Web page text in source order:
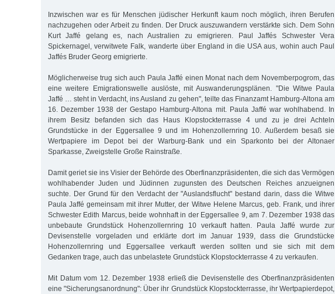
Inzwischen war es für Menschen jüdischer Herkunft kaum noch möglich, ihren Berufen
nachzugehen oder Arbeit zu finden. Der Druck auszuwandern verstärkte sich. Dem Sohn
Kurt Jaffé gelang es, nach Australien zu emigrieren. Paul Jaffés Schwester Vera
Spickernagel, verwitwete Falk, wanderte über England in die USA aus, wohin auch Paul
Jaffés Bruder Georg emigrierte.
Möglicherweise trug sich auch Paula Jaffé einen Monat nach dem Novemberpogrom, das
eine weitere Emigrationswelle auslöste, mit Auswanderungsplänen. "Die Witwe Paula
Jaffé … steht in Verdacht, ins Ausland zu gehen", teilte das Finanzamt Hamburg-Altona am
16. Dezember 1938 der Gestapo Hamburg-Altona mit. Paula Jaffé war wohlhabend. In
ihrem Besitz befanden sich das Haus Klopstockterrasse 4 und zu je drei Achteln
Grundstücke in der Eggersallee 9 und im Hohenzollernring 10. Außerdem besaß sie
Wertpapiere im Depot bei der Warburg-Bank und ein Sparkonto bei der Altonaer
Sparkasse, Zweigstelle Große Rainstraße.
Damit geriet sie ins Visier der Behörde des Oberfinanzpräsidenten, die sich das Vermögen
wohlhabender Juden und Jüdinnen zugunsten des Deutschen Reiches anzueignen
suchte. Der Grund für den Verdacht der "Auslandsflucht" bestand darin, dass die Witwe
Paula Jaffé gemeinsam mit ihrer Mutter, der Witwe Helene Marcus, geb. Frank, und ihrer
Schwester Edith Marcus, beide wohnhaft in der Eggersallee 9, am 7. Dezember 1938 das
unbebaute Grundstück Hohenzollernring 10 verkauft hatten. Paula Jaffé wurde zur
Devisenstelle vorgeladen und erklärte dort im Januar 1939, dass die Grundstücke
Hohenzollernring und Eggersallee verkauft werden sollten und sie sich mit dem
Gedanken trage, auch das unbelastete Grundstück Klopstockterrasse 4 zu verkaufen.
Mit Datum vom 12. Dezember 1938 erließ die Devisenstelle des Oberfinanzpräsidenten
eine "Sicherungsanordnung": Über ihr Grundstück Klopstockterrasse, ihr Wertpapierdepot,